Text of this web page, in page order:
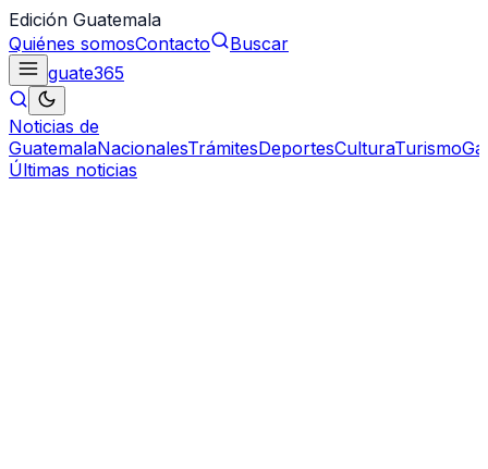
Edición Guatemala
Quiénes somosContacto
Buscar
guate365
Noticias de
GuatemalaNacionalesTrámitesDeportesCulturaTurismo
Últimas noticias